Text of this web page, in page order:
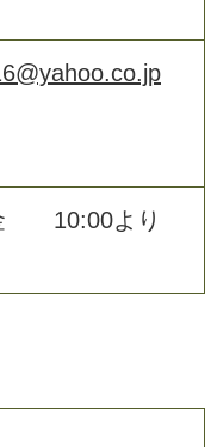
10:00より